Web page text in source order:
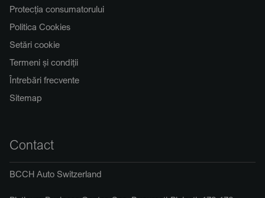
Protecția consumatorului
Politica Cookies
Setări cookie
Termeni și condiții
Întrebări frecvente
Sitemap
Contact
BCCH Auto Switzerland